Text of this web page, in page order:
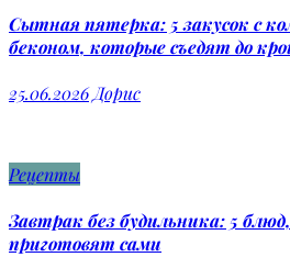
Сытная пятерка: 5 закусок с
беконом, которые съедят до
25.06.2026 Дорис
Рецепты
Завтрак без будильника: 5
приготовят сами